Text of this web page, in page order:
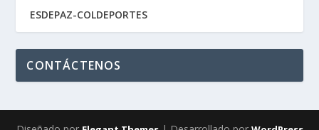
ESDEPAZ-COLDEPORTES
CONTÁCTENOS